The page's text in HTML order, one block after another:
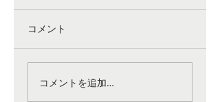
コメント
コメントを追加…